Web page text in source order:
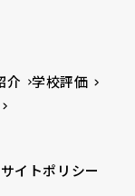
介
学校評価
サイトポリシー